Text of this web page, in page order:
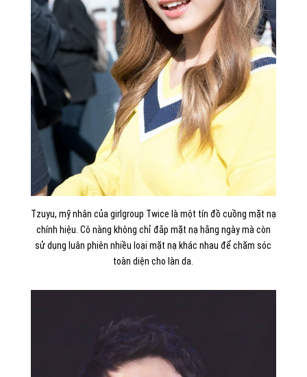
Tzuyu, mỹ nhân của girlgroup Twice là một tín đồ cuồng mặt nạ
chính hiệu. Cô nàng không chỉ đắp mặt nạ hằng ngày mà còn
sử dụng luân phiên nhiều loại mặt nạ khác nhau để chăm sóc
toàn diện cho làn da.